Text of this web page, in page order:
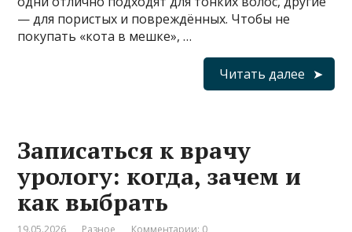
— для пористых и повреждённых. Чтобы не
покупать «кота в мешке», …
Читать далее
Записаться к врачу
урологу: когда, зачем и
как выбрать
19.05.2026 Разное Комментарии: 0